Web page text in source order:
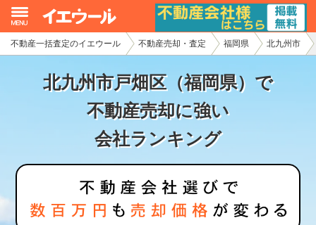
不動産一括査定のイエウール 不動産売却・査定 福岡県 北九州市
北九州市戸畑区（福岡県）で
不動産売却に強い
会社ランキング
イエウール加盟希望の不動産会社様
初めての方へ
不動産売却の流れ
家査定シミュレーター